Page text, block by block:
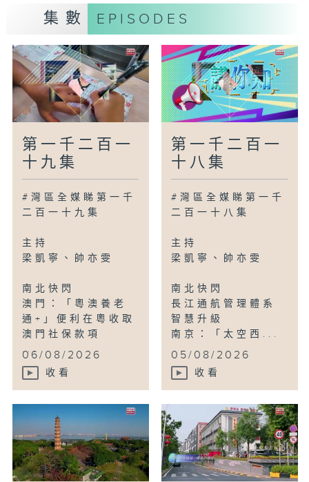
石家莊：梨果盈枝豐收上市
廣州：「熊粉」給大熊貓三胞胎慶生
廣州：兩米高水稻落戶鐘落潭
廣州：一條鯇魚的瘦身之旅
灣區新里程
惠州：全民健身熱潮湧動全城
浙江湖州：水上運動受青睞
新疆：國家最大內陸淡水湖迎來捕魚旺季
香港：認識離島坪洲遊覽好去處
湖南衡陽：南嶽衡山興起「古道遊」
集數 EPISODES
第一千二百一
十九集
#灣區全媒睇第一千
二百一十九集
主持
梁凱寧、帥亦雯
南北快閃
澳門：「粵澳養老
通+」便利在粵收取
澳門社保款項
...
06/08/2026
收看
第一千二百一
十八集
#灣區全媒睇第一千
二百一十八集
主持
梁凱寧、帥亦雯
南北快閃
長江通航管理體系
智慧升級
南京：「太空西...
05/08/2026
收看